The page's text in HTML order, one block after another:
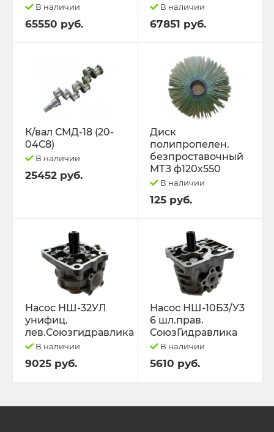
В наличии
65550 руб.
В наличии
67851 руб.
К/вал СМД-18 (20-
04С8)
В наличии
25452 руб.
Диск
полипропелен.
безпроставочный
МТЗ ф120х550
В наличии
125 руб.
Насос НШ-32УЛ
унифиц.
лев.Союзгидравлика
В наличии
9025 руб.
Насос НШ-10Б3/У3
6 шл.прав.
СоюзГидравлика
В наличии
5610 руб.